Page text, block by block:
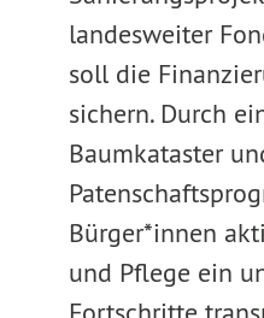
landesweiter
soll die
sichern. Durch
Baumkataster
Bürger*innen
und Pflege ein